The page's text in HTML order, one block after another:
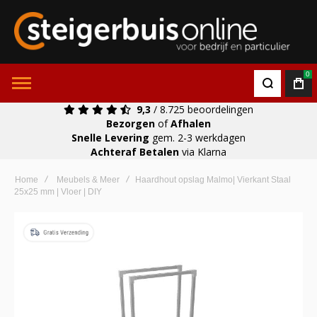
0
9,3 / 8.725 beoordelingen
Bezorgen ofAfhalen
Snelle Levering gem. 2-3 werkdagen
Achteraf Betalen via Klarna
Home Meubels & Meer
Haardhout opslag Malmo| Vierkant Staal
25x25 mm | Vloer | DIY
naar